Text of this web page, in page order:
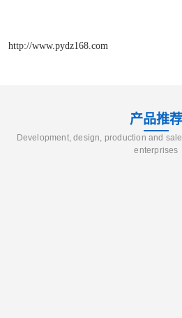
http://www.pydz168.com
产品推荐
Development, design, production and
enterprises